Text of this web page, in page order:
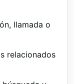
llamada o
relacionados